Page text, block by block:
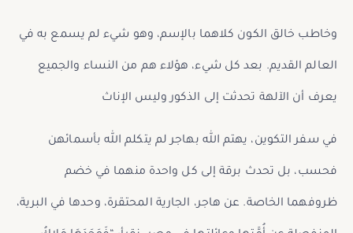
وخاطب خالق الكون كلاهما بالإسم، وهو شيء لم يسمع به في
العالم القديم. بعد كل شيء، هؤلاء هم من النساء والجميع
يعرف أن الآلهة تحدثت إلى الذكور وليس الإناث
في سفر التكوين، يهتم الله بهاجر لم يتكلم الله بأسمائهن
فحسب، بل تحدث برقة إلى كل واحدة منهما في خضم
ظروفهما الخاصة. عن هاجر، الجارية المحتقرة، وحدها في البرية،